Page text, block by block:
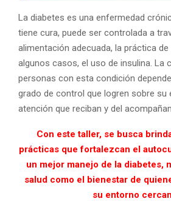
La diabetes es una enfermedad
tiene cura, puede ser controlada a
alimentación adecuada, la práctica
algunos casos, el uso de insulina. La
personas con esta condición
grado de control que logren sobre su
atención que reciban y del
Con este taller, se busca
prácticas que fortalezcan el
un mejor manejo de la diabetes,
salud como el bienestar de
su entorno